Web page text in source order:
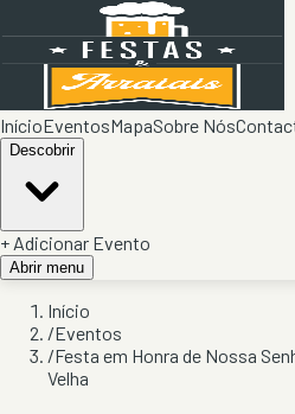
InícioEventosMapaSobre Nós
Descobrir
+ Adicionar Evento
Abrir menu
Início
/Eventos
/Festa em Honra de Nossa
Velha